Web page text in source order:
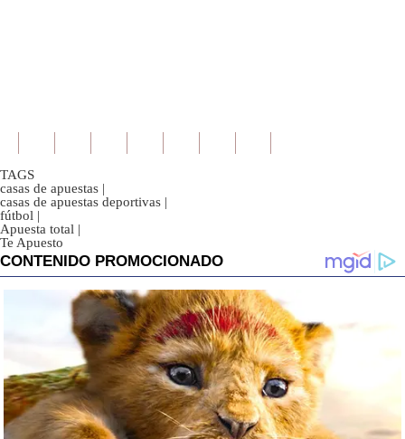
TAGS
casas de apuestas |
casas de apuestas deportivas |
fútbol |
Apuesta total |
Te Apuesto